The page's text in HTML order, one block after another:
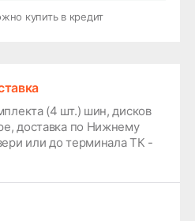
купить в кредит
(4 шт.) шин, дисков
доставка по Нижнему
или до терминала ТК -